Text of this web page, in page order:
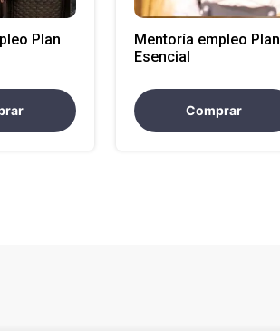
Plan
Mentoría empleo Plan
Esencial
Comprar